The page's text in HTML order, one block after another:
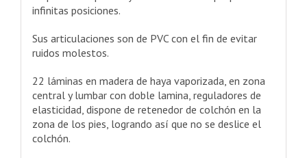
infinitas posiciones.
Sus articulaciones son de PVC con el fin de evitar
ruidos molestos.
22 láminas en madera de haya vaporizada, en zona
central y lumbar con doble lamina, reguladores de
elasticidad, dispone de retenedor de colchón en la
zona de los pies, logrando así que no se deslice el
colchón.